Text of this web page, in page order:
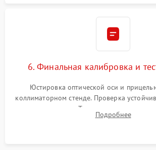
6. Финальная калибровка и
Юстировка оптической оси и
коллиматорном стенде. Проверка
ударном стенде. Тестирование качества
темноте, дальности обнаружения и
Подробнее